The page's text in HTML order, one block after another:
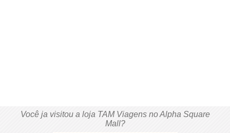
Você ja visitou a loja TAM Viagens no Alpha Square
Mall?